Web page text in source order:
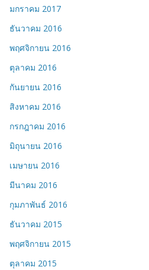
มกราคม 2017
ธันวาคม 2016
พฤศจิกายน 2016
ตุลาคม 2016
กันยายน 2016
สิงหาคม 2016
กรกฎาคม 2016
มิถุนายน 2016
เมษายน 2016
มีนาคม 2016
กุมภาพันธ์ 2016
ธันวาคม 2015
พฤศจิกายน 2015
ตุลาคม 2015